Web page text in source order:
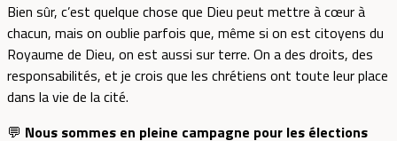
Bien sûr, c’est quelque chose que Dieu peut mettre à cœur à
chacun, mais on oublie parfois que, même si on est citoyens du
Royaume de Dieu, on est aussi sur terre. On a des droits, des
responsabilités, et je crois que les chrétiens ont toute leur place
dans la vie de la cité.
💬 Nous sommes en pleine campagne pour les élections